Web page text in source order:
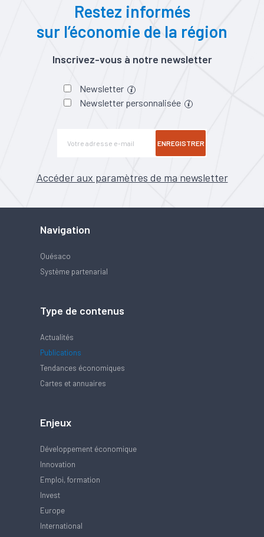
Restez informés
sur l’économie de la région
Inscrivez-vous à notre newsletter
Newsletter
Newsletter personnalisée
ENREGISTRER
Accéder aux paramètres de ma newsletter
Navigation
Quésaco
Système partenarial
Type de contenus
Actualités
Publications
Tendances économiques
Cartes et annuaires
Enjeux
Développement économique
Innovation
Emploi, formation
Invest
Europe
International